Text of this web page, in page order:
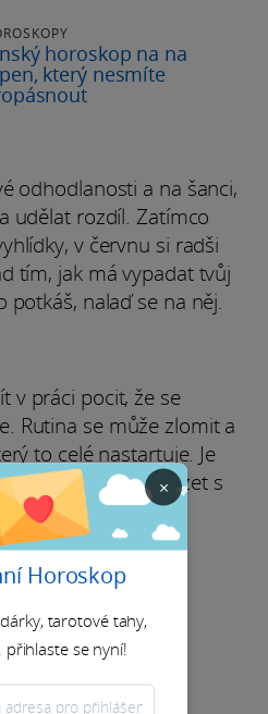
horoskop na na
který nesmíte
odhodlanosti a na šanci,
udělat rozdíl. Zatímco
v červnu si radši
tím, jak má vypadat tvůj
nalaď se na něj.
v práci pocit, že se
Rutina se může zlomit a
to celé nastartuje. Je
práce, přicházet s
reálnou hodnotu.
×
Horoskop
tarotové tahy,
se nyní!